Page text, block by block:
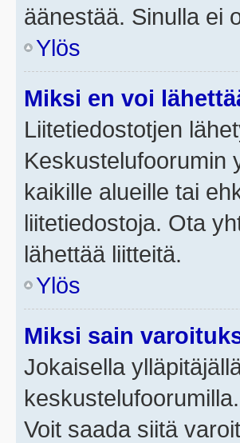
äänestää. Sinulla ei
Ylös
Miksi en voi
Liitetiedostotjen
Keskustelufoorumin
kaikille alueille tai
liitetiedostoja. Ota
lähettää liitteitä.
Ylös
Miksi sain
Jokaisella
Voit saada siitä